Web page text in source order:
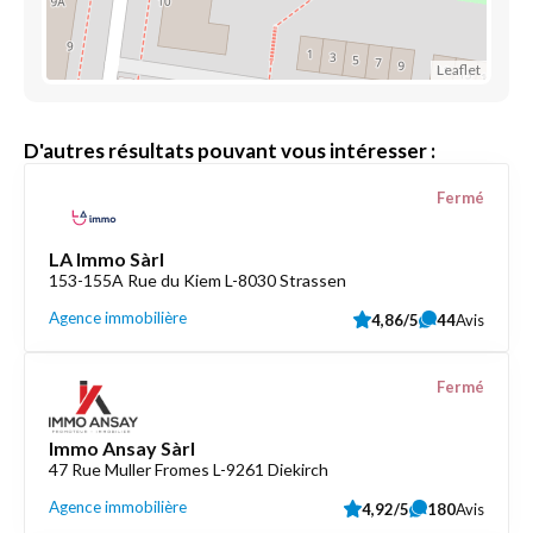
Leaflet
D'autres résultats pouvant vous intéresser :
LA Immo Sàrl
153-155A Rue du Kiem L-8030 Strassen
Agence immobilière
Fermé
4,86/5 44Avis
Immo Ansay Sàrl
47 Rue Muller Fromes L-9261 Diekirch
Agence immobilière
Fermé
4,92/5 180Avis